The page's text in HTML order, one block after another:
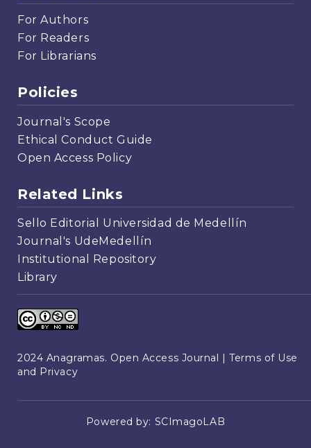
For Authors
For Readers
For Librarians
Policies
Journal's Scope
Ethical Conduct Guide
Open Access Policy
Related Links
Sello Editorial Universidad de Medellín
Journal's UdeMedellín
Institutional Repository
Library
2024 Anagramas. Open Access Journal |Terms of Use
and Privacy
Powered by: SCImagoLAB